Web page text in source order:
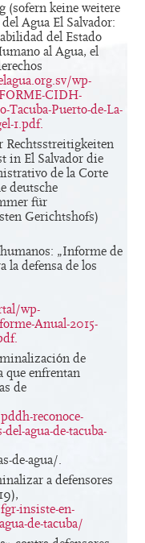
(sofern keine weitere
Agua El Salvador:
del Estado
al Agua, el
wp-
CIDH-
Tacuba-Puerto-de-La-
1.pdf.
Rechtsstreitigkeiten
in El Salvador die
de la Corte
deutsche
für
Gerichtshofs)
„Informe de
la defensa de los
wp-
Anual-2015-
de
que enfrentan
de
reconoce-
agua-de-tacuba-
de-agua/.
a defensores
insiste-en-
de-tacuba/